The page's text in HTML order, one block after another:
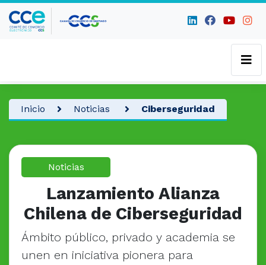
Inicio Noticias Ciberseguridad
Noticias
Lanzamiento Alianza
Chilena de Ciberseguridad
Ámbito público, privado y academia se
unen en iniciativa pionera para